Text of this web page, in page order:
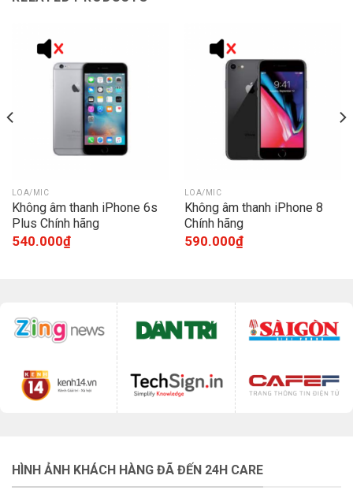
LOA/MIC
Không âm thanh iPhone 6s
Plus Chính hãng
540.000₫
LOA/MIC
Không âm thanh iPhone 8
Chính hãng
590.000₫
HÌNH ẢNH KHÁCH HÀNG ĐÃ ĐẾN 24H CARE